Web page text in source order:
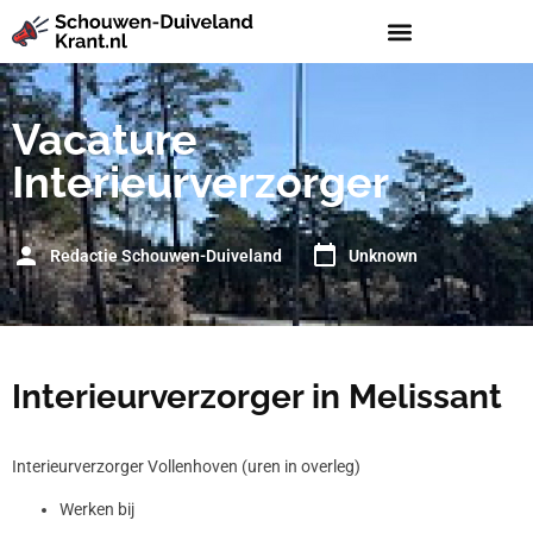
Vacature
Interieurverzorger
Redactie Schouwen-Duiveland Unknown
Interieurverzorger in Melissant
Interieurverzorger Vollenhoven (uren in overleg)
Werken bij